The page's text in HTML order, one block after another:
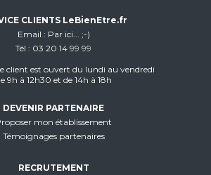
CLIENTS LeBienEtre.fr
Email
Par ici... ;-)
Tél
03 20 14 99 99
client est ouvert du lundi au vendredi
9h à 12h30 et de 14h à 18h
DEVENIR PARTENAIRE
mon établissement
Témoignages partenaires
RECRUTEMENT